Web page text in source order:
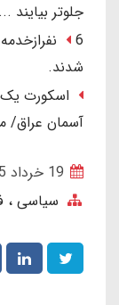
جلوتر بیایند ...
6
شدند.
آسمان عراق/
سیاسی ،